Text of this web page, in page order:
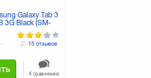
Galaxy Tab 3
3G Black (SM-
15 отзывов
К сравнению